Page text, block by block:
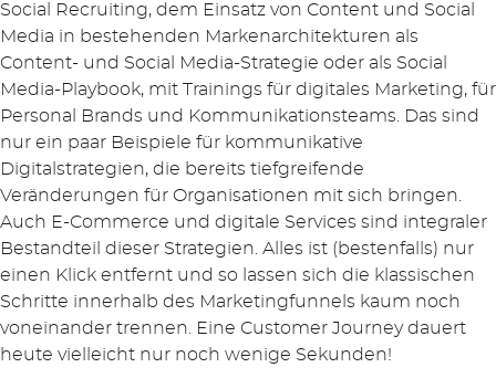
Social Recruiting, dem Einsatz von Content und Social
Media in bestehenden Markenarchitekturen als
Content- und Social Media-Strategie oder als Social
Media-Playbook, mit Trainings für digitales Marketing, für
Personal Brands und Kommunikationsteams. Das sind
nur ein paar Beispiele für kommunikative
Digitalstrategien, die bereits tiefgreifende
Veränderungen für Organisationen mit sich bringen.
Auch E-Commerce und digitale Services sind integraler
Bestandteil dieser Strategien. Alles ist (bestenfalls) nur
einen Klick entfernt und so lassen sich die klassischen
Schritte innerhalb des Marketingfunnels kaum noch
voneinander trennen. Eine Customer Journey dauert
heute vielleicht nur noch wenige Sekunden!